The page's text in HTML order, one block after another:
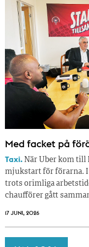
Med facket på
Taxi. När Uber kom till
mjukstart för förarna. I
trots orimliga
chaufförer gått
17 JUNI, 2026